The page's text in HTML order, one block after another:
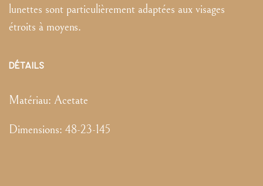
lunettes sont particulièrement adaptées aux visages
étroits à moyens.
DÉTAILS
Matériau: Acetate
Dimensions: 48-23-145